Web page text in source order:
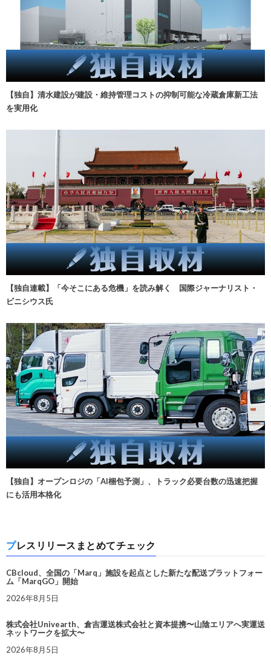
【独自】清水建設が建設・維持管理コストの抑制可能な冷蔵倉庫新工法
を実用化
【独自連載】「今そこにある危機」を読み解く 国際ジャーナリスト・
ビニシウス氏
【独自】オープンロジの「AI梱包予測」、トラック必要台数の迅速把握
にも活用本格化
プレスリリースまとめてチェック
CBcloud、全国の「Marq」施設を起点とした新たな配送プラットフォー
ム「MarqGO」開始
2026年8月5日
株式会社Univearth、倉吉運送株式会社と資本提携〜山陰エリアへ実運送
ネットワークを拡大〜
2026年8月5日